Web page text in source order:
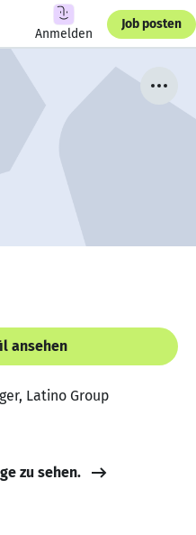
Anmelden
Job posten
ansehen
Latino Group
zu sehen.